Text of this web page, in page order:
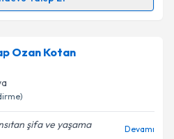
ve kişisel verilerimin belirtilen
Talebini Gönder
Talebi
için randevu takvimi talebi
randevu almanız için bir
e-posta ile bilgilendireceğiz.
Ozan Kotan
şifa ve yaşama
Devamı